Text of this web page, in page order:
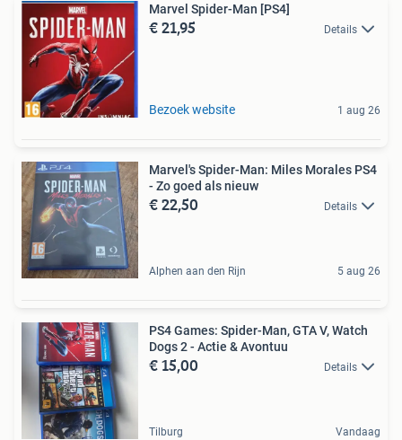
Marvel Spider-Man [PS4]
€ 21,95 Details
Bezoek website 1 aug 26
Marvel's Spider-Man: Miles Morales PS4
- Zo goed als nieuw
€ 22,50 Details
Alphen aan den Rijn 5 aug 26
PS4 Games: Spider-Man, GTA V, Watch
Dogs 2 - Actie & Avontuu
€ 15,00 Details
Tilburg Vandaag